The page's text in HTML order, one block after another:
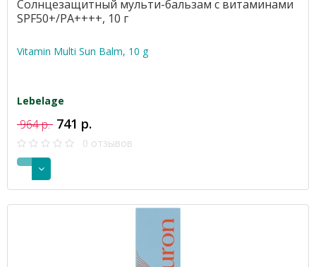
Солнцезащитный мульти-бальзам с витаминами
SPF50+/PA++++, 10 г
Vitamin Multi Sun Balm, 10 g
Lebelage
964 р. 741 р.
0 отзывов